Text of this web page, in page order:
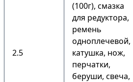
2.5
(100г), смазка
для редуктора,
ремень
одноплечевой,
катушка, нож,
перчатки,
беруши, свеча,